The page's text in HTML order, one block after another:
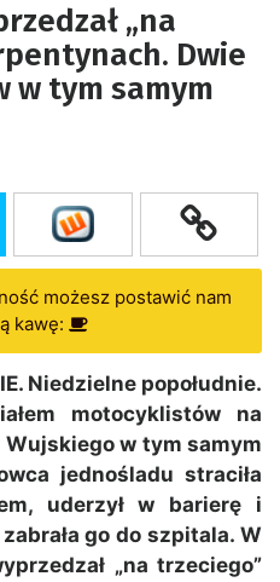
„na
Dwie
w tym samym
możesz postawić nam
kawę:
Niedzielne popołudnie.
motocyklistów na
w tym samym
jednośladu straciła
uderzył w barierę i
go do szpitala. W
„na trzeciego”